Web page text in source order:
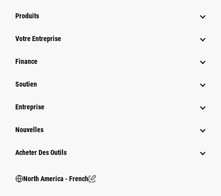
Produits
Votre Entreprise
Finance
Soutien
Entreprise
Nouvelles
Acheter Des Outils
North America - French